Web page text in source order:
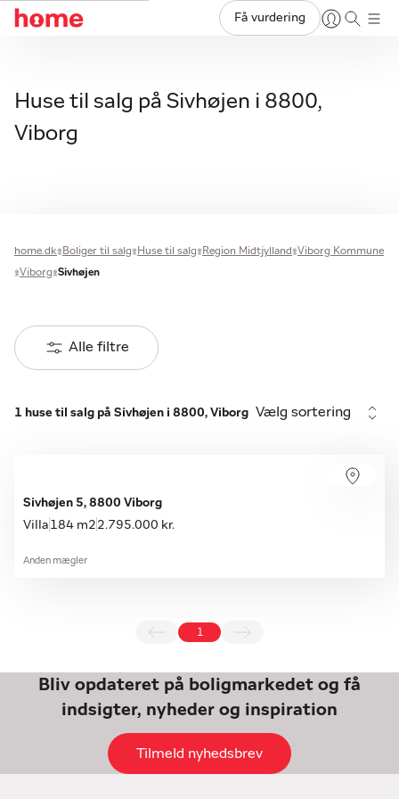
Få vurdering
Huse til salg på Sivhøjen i 8800,
Viborg
home.dk Boliger til salg Huse til salg Region Midtjylland Viborg Kommune
Viborg Sivhøjen
Alle filtre
1 huse til salg på Sivhøjen i 8800, Viborg Vælg sortering
Sivhøjen 5, 8800 Viborg
Villa 184 m2 2.795.000 kr.
Anden mægler
Bliv opdateret på boligmarkedet og få
indsigter, nyheder og inspiration
Tilmeld nyhedsbrev